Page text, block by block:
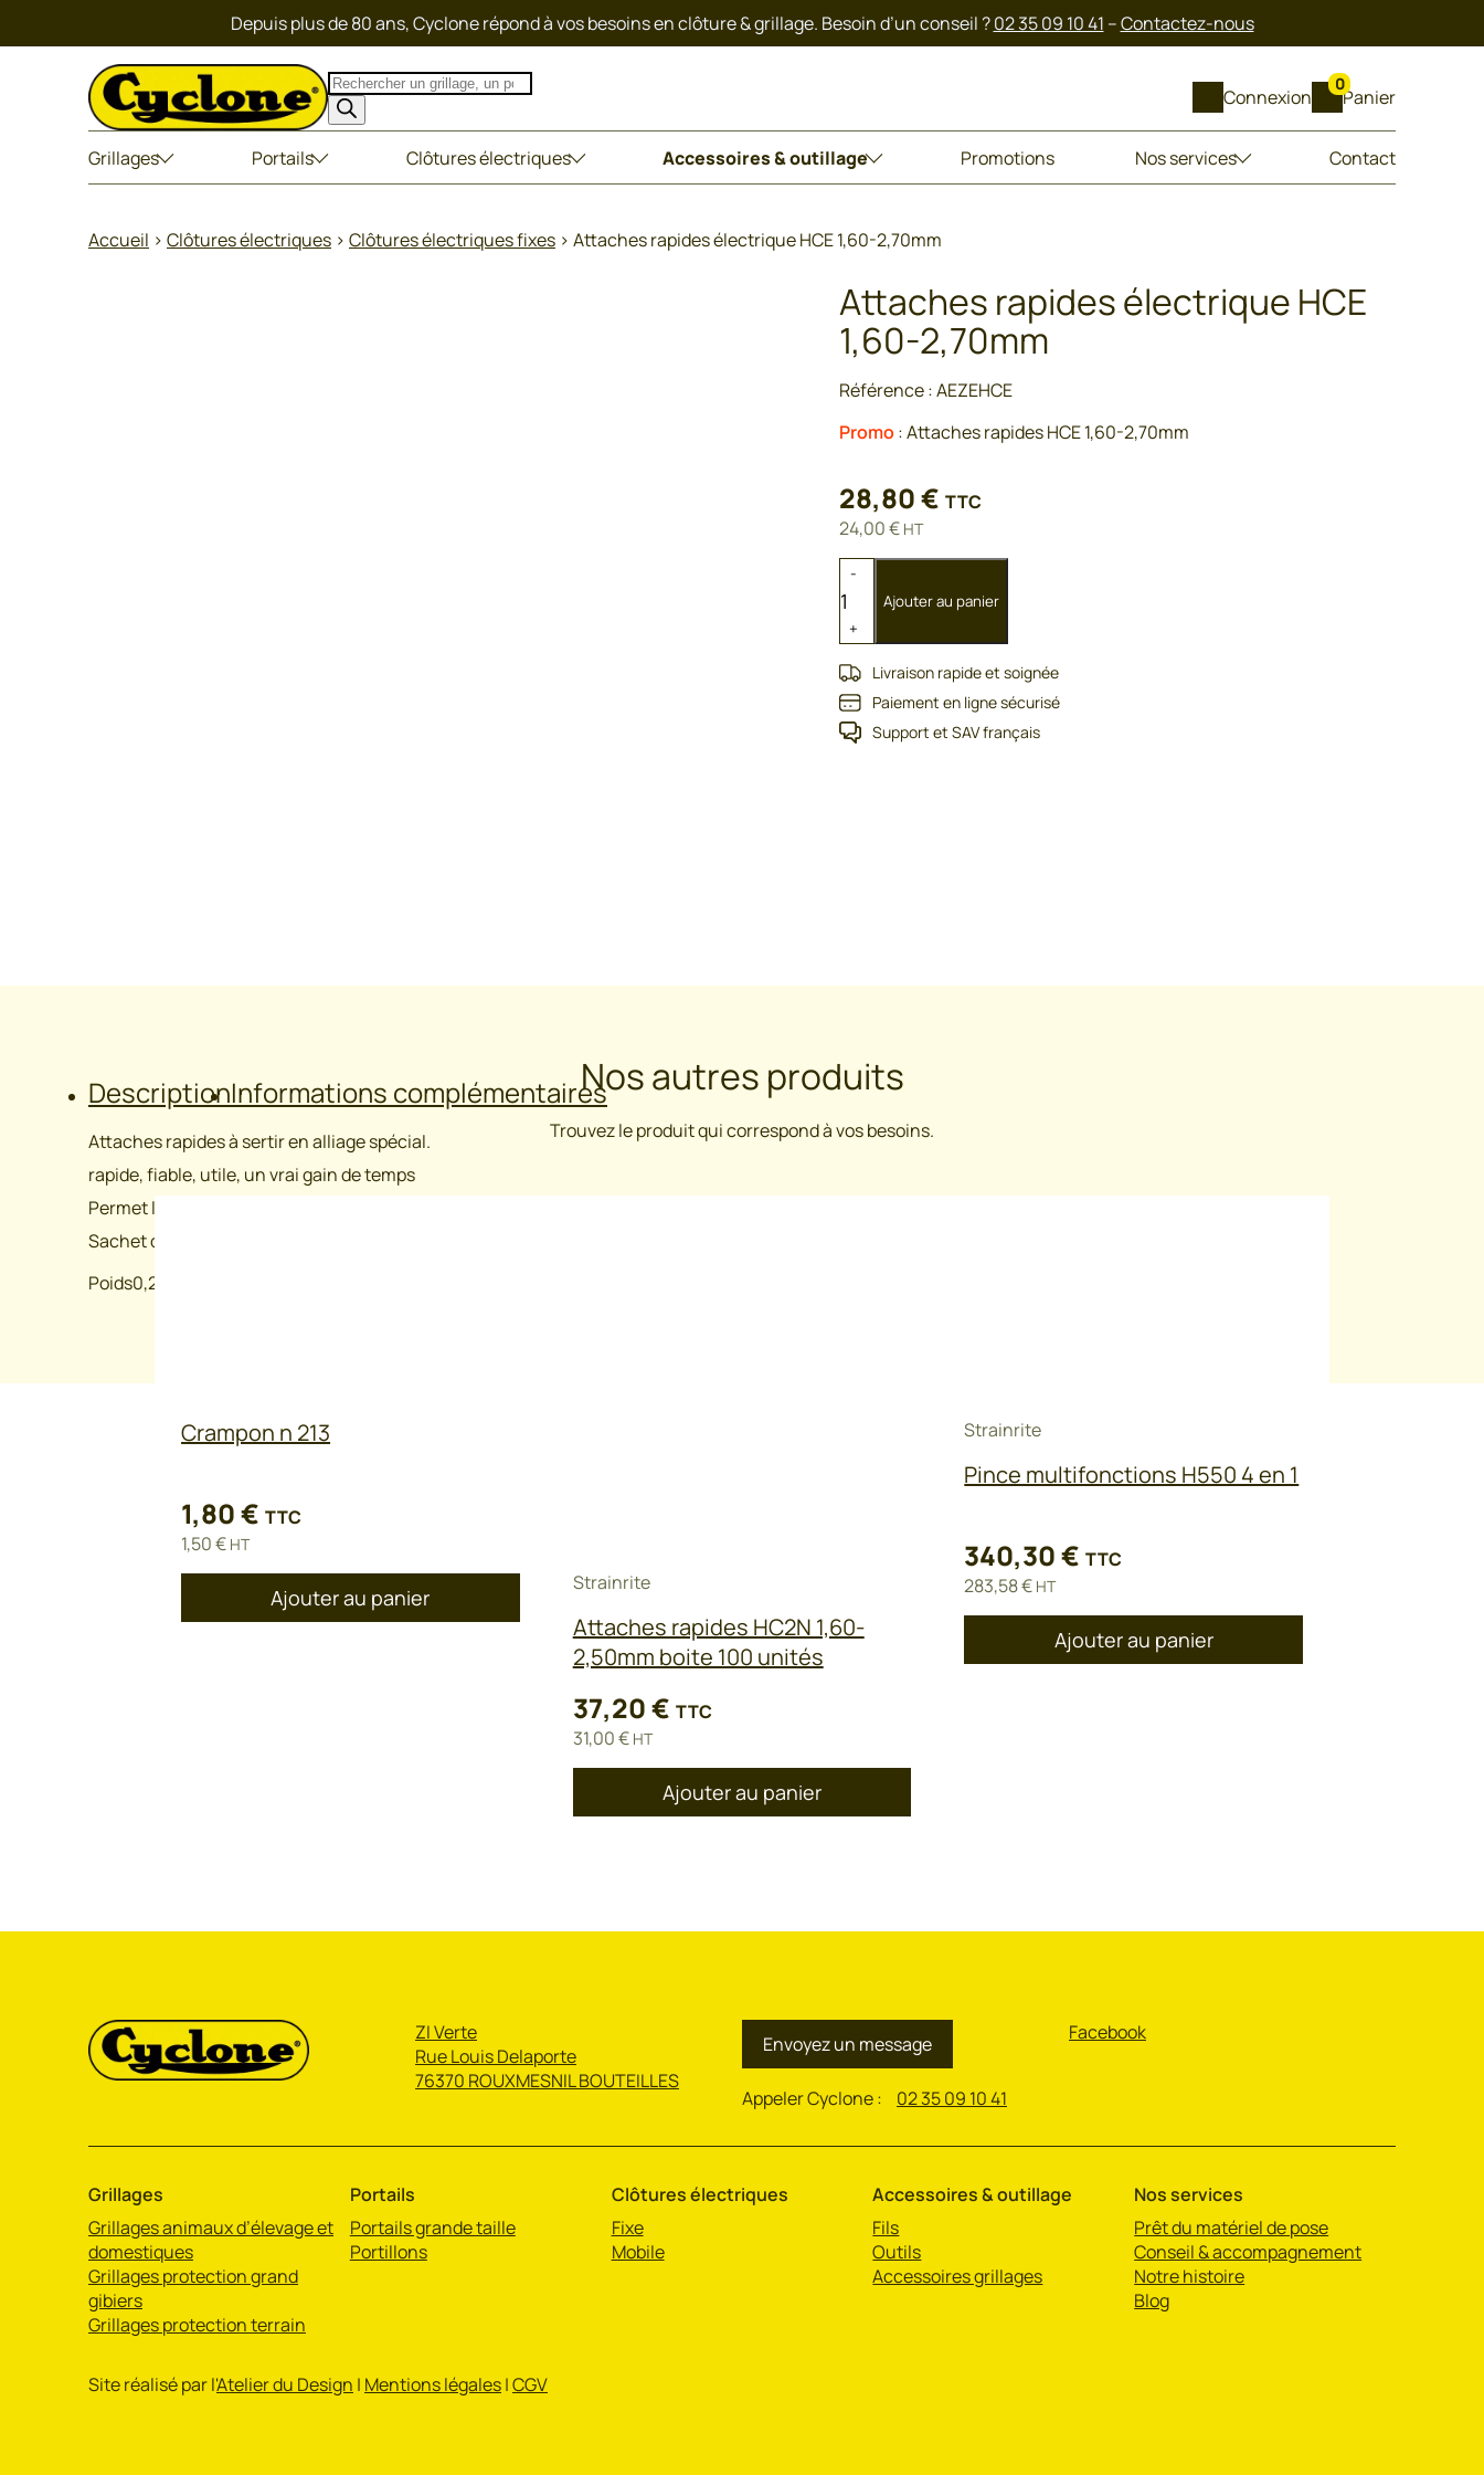
Depuis plus de 80 ans, Cyclone répond à vos besoins en clôture & grillage. Besoin d’un conseil ?02 35 09 10 41 –Contactez-nous
Recherche
de
produits
Connexion Panier
0
Grillages Portails Clôtures électriques Accessoires & outillage Promotions Nos services Contact
Accueil > Clôtures électriques > Clôtures électriques fixes > Attaches rapides électrique HCE 1,60-2,70mm
Attaches rapides électrique HCE
1,60-2,70mm
Référence :AEZEHCE
Promo : Attaches rapides HCE 1,60-2,70mm
28,80€ TTC
24,00€ HT
quantité
de
Attaches
rapides
électrique
HCE
1,60-
2,70mm
-
+
Ajouter au panier
Livraison rapide et soignée
Paiement en ligne sécurisé
Support et SAV français
DescriptionInformations complémentaires
Attaches rapides à sertir en alliage spécial.
rapide, fiable, utile, un vrai gain de temps
Permet le raccordement de fils lisses ou électriques par simple pincement avec la pince H550 ou H600 pour des fils de diamètre 1,60 mm jusqu’à 2,70 mm.
Sachet de 50 pièces.
Poids0,215 kg
Nos autres produits
Trouvez le produit qui correspond à vos besoins.
Crampon n 213
1,80€ TTC
1,50€ HT
Ajouter au panier
Strainrite
Attaches rapides HC2N 1,60-
2,50mm boite 100 unités
37,20€ TTC
31,00€ HT
Ajouter au panier
Strainrite
Pince multifonctions H550 4 en 1
340,30€ TTC
283,58€ HT
Ajouter au panier
ZI Verte
Rue Louis Delaporte
76370 ROUXMESNIL BOUTEILLES
Envoyez un message
Appeler Cyclone : 02 35 09 10 41
Facebook
Grillages
Grillages animaux d’élevage et
domestiques
Grillages protection grand
gibiers
Grillages protection terrain
Portails
Portails grande taille
Portillons
Clôtures électriques
Fixe
Mobile
Accessoires & outillage
Fils
Outils
Accessoires grillages
Nos services
Prêt du matériel de pose
Conseil & accompagnement
Notre histoire
Blog
Site réalisé par l'Atelier du Design | Mentions légales|CGV